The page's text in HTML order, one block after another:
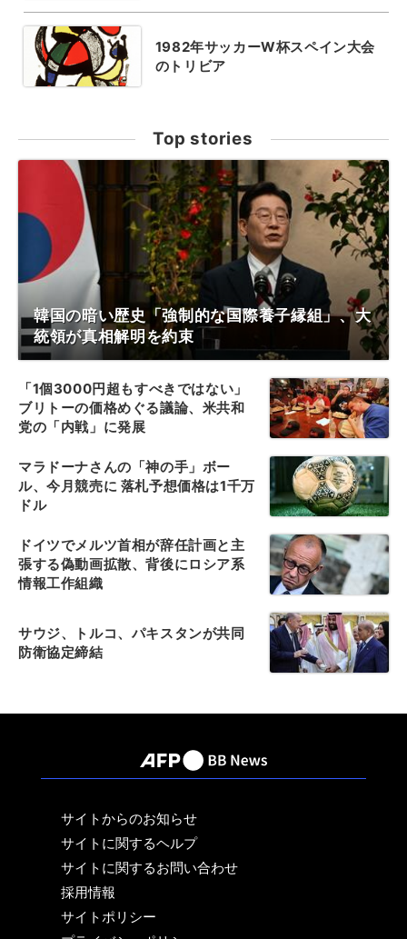
1982年サッカーW杯スペイン大会
のトリビア
Top stories
韓国の暗い歴史「強制的な国際養子縁組」、大
統領が真相解明を約束
「1個3000円超もすべきではない」
ブリトーの価格めぐる議論、米共和
党の「内戦」に発展
マラドーナさんの「神の手」ボー
ル、今月競売に 落札予想価格は1千万
ドル
ドイツでメルツ首相が辞任計画と主
張する偽動画拡散、背後にロシア系
情報工作組織
サウジ、トルコ、パキスタンが共同
防衛協定締結
サイトからのお知らせ
サイトに関するヘルプ
サイトに関するお問い合わせ
採用情報
サイトポリシー